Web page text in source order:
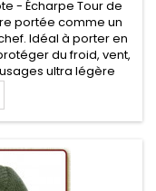
- Écharpe Tour de
portée comme un
Idéal à porter en
du froid, vent,
ultra légère
la peau et très...